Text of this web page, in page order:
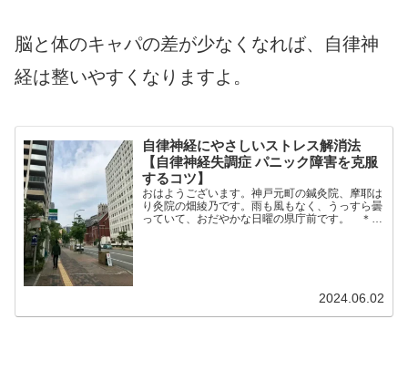
脳と体のキャパの差が少なくなれば、自律神
経は整いやすくなりますよ。
自律神経にやさしいストレス解消法
【自律神経失調症 パニック障害を克服
するコツ】
おはようございます。神戸元町の鍼灸院、摩耶は
り灸院の畑綾乃です。雨も風もなく、うっすら曇
っていて、おだやかな日曜の県庁前です。 ＊＊
2024.06.02